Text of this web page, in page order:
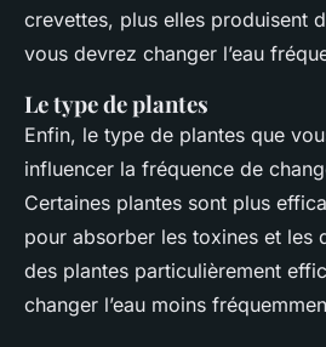
crevettes, plus elles produisent
vous devrez changer l’eau
Le type de plantes
Enfin, le type de plantes que
influencer la fréquence de
Certaines plantes sont plus
pour absorber les toxines et les
des plantes particulièrement
changer l’eau moins